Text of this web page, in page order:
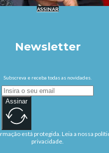
ASSINAR
Newsletter
Subscreva e receba todas as novidades.
Assinar
está protegida. Leia a nossa
privacidade.